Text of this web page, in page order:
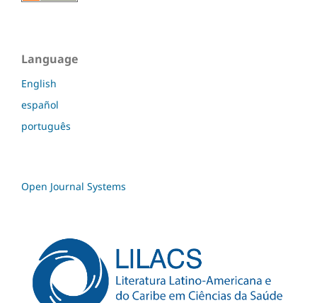
Language
English
español
português
Open Journal Systems